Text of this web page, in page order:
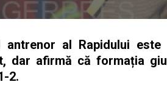
antrenor al Rapidului
dar afirmă că formația
2.